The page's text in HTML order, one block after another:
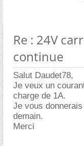
Re : 24V
continue
Salut Daudet78,
Je veux un
charge de 1A.
Je vous
demain.
Merci